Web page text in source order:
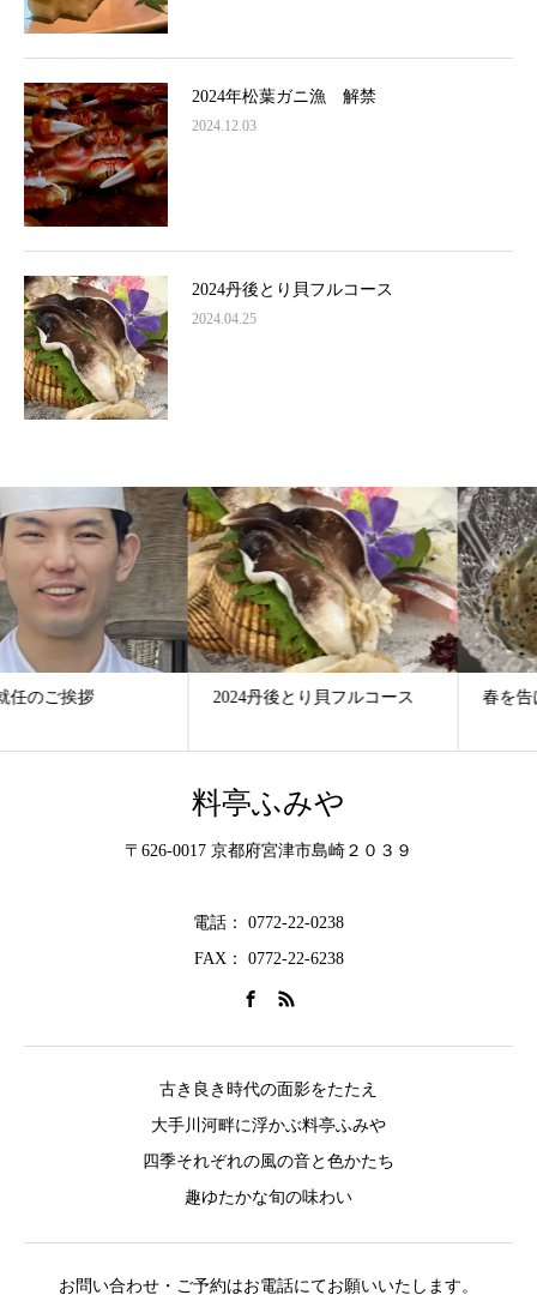
2024年松葉ガニ漁 解禁
2024.12.03
2024丹後とり貝フルコース
2024.04.25
2024丹後とり貝フルコース 春を告げる使者 いさざ
料亭ふみや
〒626-0017 京都府宮津市島崎２０３９
電話： 0772-22-0238
FAX： 0772-22-6238
古き良き時代の面影をたたえ
大手川河畔に浮かぶ料亭ふみや
四季それぞれの風の音と色かたち
趣ゆたかな旬の味わい
お問い合わせ・ご予約はお電話にてお願いいたします。